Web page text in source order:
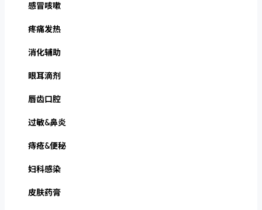
感冒咳嗽
疼痛发热
消化辅助
眼耳滴剂
唇齿口腔
过敏&鼻炎
痔疮&便秘
妇科感染
皮肤药膏